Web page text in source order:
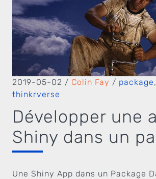
2019-05-02 / Colin Fay / package,
thinkrverse
Développer une
Shiny dans un
Une Shiny App dans un Package